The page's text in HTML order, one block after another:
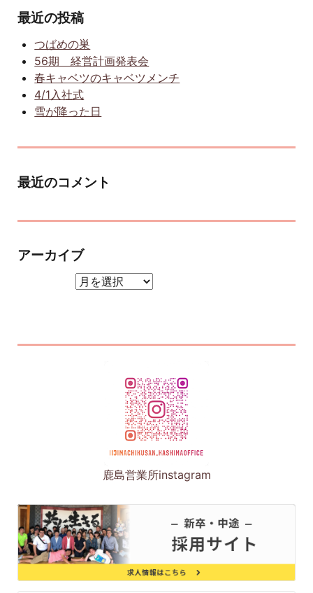
最近の投稿
つばめの巣
56期 経営計画発表会
春キャベツのキャベツメンチ
4/1入社式
雪が降った日
最近のコメント
アーカイブ
鹿島営業所instagram